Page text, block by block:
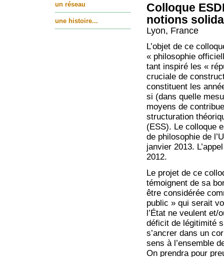
un réseau
une histoire...
Colloque
notions
Lyon, France
L’objet de ce
« philosophie
tant inspiré les «
cruciale de
constituent les
si (dans quelle
moyens de
structuration
(ESS). Le colloque
de philosophie de
janvier 2013.
2012.
Le projet de ce
témoignent de sa
être considérée
public » qui serait
l’État ne veulent et/
déficit de légitimité
s’ancrer dans un
sens à l’ensemble
On prendra pour